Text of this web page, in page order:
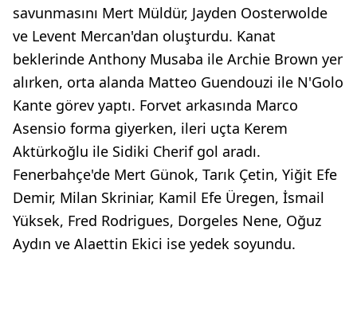
savunmasını Mert Müldür, Jayden Oosterwolde
ve Levent Mercan'dan oluşturdu. Kanat
beklerinde Anthony Musaba ile Archie Brown yer
alırken, orta alanda Matteo Guendouzi ile N'Golo
Kante görev yaptı. Forvet arkasında Marco
Asensio forma giyerken, ileri uçta Kerem
Aktürkoğlu ile Sidiki Cherif gol aradı.
Fenerbahçe'de Mert Günok, Tarık Çetin, Yiğit Efe
Demir, Milan Skriniar, Kamil Efe Üregen, İsmail
Yüksek, Fred Rodrigues, Dorgeles Nene, Oğuz
Aydın ve Alaettin Ekici ise yedek soyundu.